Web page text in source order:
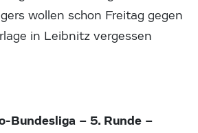
wollen schon Freitag gegen
in Leibnitz vergessen
Bundesliga – 5. Runde –